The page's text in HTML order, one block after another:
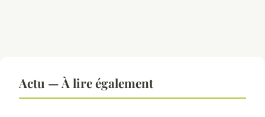
Actu — À lire également